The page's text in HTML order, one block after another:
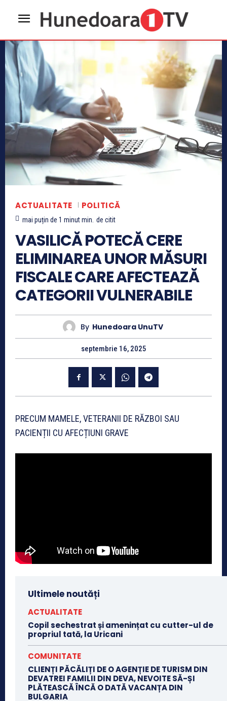
ACTUALITATE POLITICĂ
mai puțin de 1 minutmin. de citit
VASILICĂ POTECĂ CERE
ELIMINAREA UNOR MĂSURI
FISCALE CARE AFECTEAZĂ
CATEGORII VULNERABILE
By Hunedoara UnuTV
septembrie 16, 2025
PRECUM MAMELE, VETERANII DE RĂZBOI SAU
PACIENȚII CU AFECȚIUNI GRAVE
Ultimele noutăți
ACTUALITATE
Copil sechestrat și amenințat cu cutter-ul de
propriul tată, la Uricani
COMUNITATE
CLIENȚI PĂCĂLIȚI DE O AGENȚIE DE TURISM DIN
DEVATREI FAMILII DIN DEVA, NEVOITE SĂ-ȘI
PLĂTEASCĂ ÎNCĂ O DATĂ VACANȚA DIN
BULGARIA